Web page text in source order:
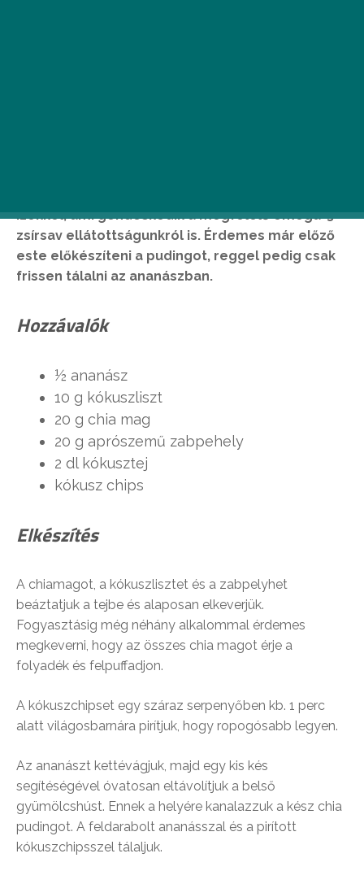
ízekkel, ami gondoskodik a megfelelő omega-3
zsírsav ellátottságunkról is. Érdemes már előző
este előkészíteni a pudingot, reggel pedig csak
frissen tálalni az ananászban.
Hozzávalók
½ ananász
10 g kókuszliszt
20 g chia mag
20 g aprószemű zabpehely
2 dl kókusztej
kókusz chips
Elkészítés
A chiamagot, a kókuszlisztet és a zabpelyhet
beáztatjuk a tejbe és alaposan elkeverjük.
Fogyasztásig még néhány alkalommal érdemes
megkeverni, hogy az összes chia magot érje a
folyadék és felpuffadjon.
A kókuszchipset egy száraz serpenyőben kb. 1 perc
alatt világosbarnára pirítjuk, hogy ropogósabb legyen.
Az ananászt kettévágjuk, majd egy kis kés
segítéségével óvatosan eltávolítjuk a belső
gyümölcshúst. Ennek a helyére kanalazzuk a kész chia
pudingot. A feldarabolt ananásszal és a pirított
kókuszchipsszel tálaljuk.